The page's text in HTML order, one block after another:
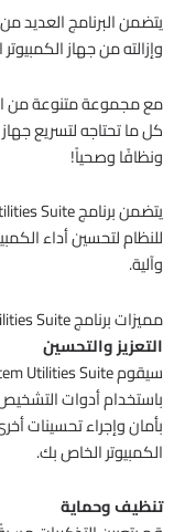
يتضمن البرنامج العديد
وإزالته من جهاز
مع مجموعة متنوعة من
كل ما تحتاجه لتسريع
ونظافًا وصحياً!
للنظام لتحسين أداء
وآلية.
مميزات برنامج WinZip System Utilities Suite :
التعزيز والتحسين
باستخدام أدوات
بأمان وإجراء تحسينات
الكمبيوتر الخاص بك.
تنظيف وحماية